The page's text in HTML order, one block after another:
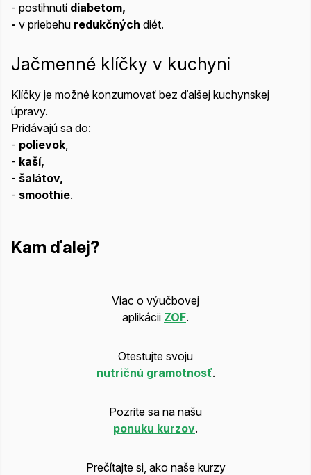
- postihnutí diabetom,
​- v priebehu redukčných diét.
Jačmenné klíčky v kuchyni
Klíčky je možné konzumovať bez ďalšej kuchynskej
úpravy.
Pridávajú sa do:
- polievok
- kaší,
- šalátov,
- smoothie.
Kam ďalej?
Viac o výučbovej
aplikácii ZOF.
Otestujte svoju
nutričnú gramotnosť.
Pozrite sa na našu
ponuku kurzov.
Prečítajte si, ako naše kurzy